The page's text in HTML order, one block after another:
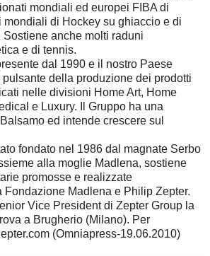
mondiali ed europei FIBA di
mondiali di Hockey su ghiaccio e di
anche molti raduni
e di tennis.
dal 1990 e il nostro Paese
della produzione dei prodotti
nelle divisioni Home Art, Home
e Luxury. Il Gruppo ha una
ed intende crescere sul
fondato nel 1986 dal magnate Serbo
alla moglie Madlena, sostiene
promosse e realizzate
Fondazione Madlena e Philip Zepter.
Vice President di Zepter Group la
a Brugherio (Milano). Per
(Omniapress-19.06.2010)